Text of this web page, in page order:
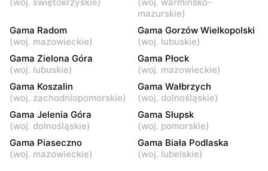
Dzierzążnia, ul. Dzierzążnia
Bełchów, ul. Przemysłowa
2A
Gama
Bodzanów, ul. Księcia
Józefa Poniatowskiego 12
Gama
Łowicz, ul. Bolimowska 23
Gama
Konstytucji 3 Maja 13
Gama
Gama
Łowicz, ul. 11 Listopada 2
Gama
Łowicz, ul. Lipowa 1
(woj. świętokrzyskie)
(woj. warmińsko-
mazurskie)
Gama Radom
(woj. mazowieckie)
Gama Gorzów Wielkopolski
(woj. lubuskie)
Gama Zielona Góra
(woj. lubuskie)
Gama Płock
(woj. mazowieckie)
Gama Koszalin
(woj. zachodniopomorskie)
Gama Wałbrzych
(woj. dolnośląskie)
Gama Jelenia Góra
(woj. dolnośląskie)
Gama Słupsk
(woj. pomorskie)
Gama Piaseczno
(woj. mazowieckie)
Gama Biała Podlaska
(woj. lubelskie)